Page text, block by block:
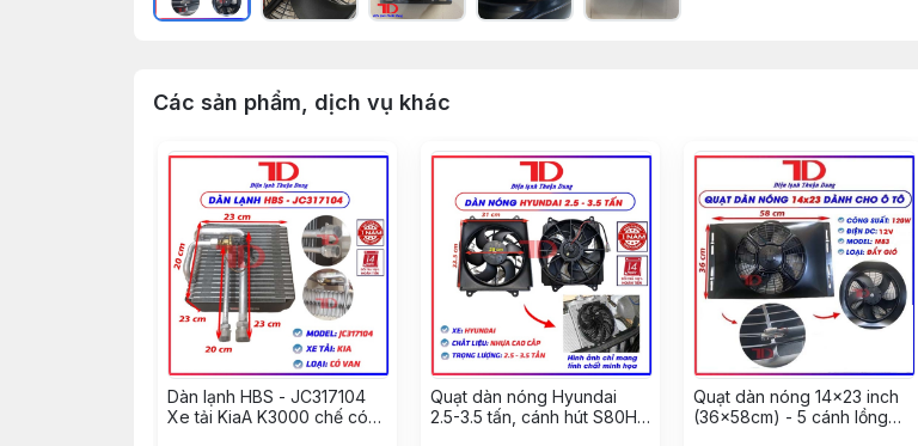
Các sản phẩm, dịch vụ khác
Dàn lạnh HBS - JC317104
Xe tải KiaA K3000 chế có
Quạt dàn nóng Hyundai
2.5-3.5 tấn, cánh hút S80HD
Quạt dàn nóng 14x23 inch
(36x58cm) - 5 cánh lồng